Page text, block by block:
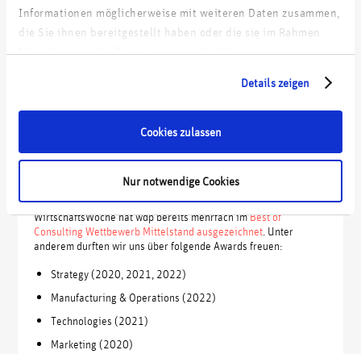
Informationen möglicherweise mit weiteren Daten zusammen,
die Sie ihnen bereitgestellt haben oder die sie im Rahmen
Ihrer Nutzung der Dienste gesammelt haben.
Details zeigen
Cookies zulassen
Nur notwendige Cookies
brand eins nahm wdp nach 2020 und 2021 auch 2022 wieder
in die Liste der "brand eins Besten Berater" auf. Auch die
WirtschaftsWoche hat wdp bereits mehrfach imBest of
Consulting Wettbewerb Mittelstand ausgezeichnet . Unter
anderem durften wir uns über folgende Awards freuen:
Strategy (2020, 2021, 2022)
Manufacturing & Operations (2022)
Technologies (2021)
Marketing (2020)